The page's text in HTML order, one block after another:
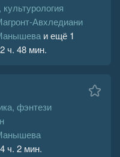
Авхледиани
и ещё 1
2 ч. 48 мин.
фэнтези
4 ч. 2 мин.